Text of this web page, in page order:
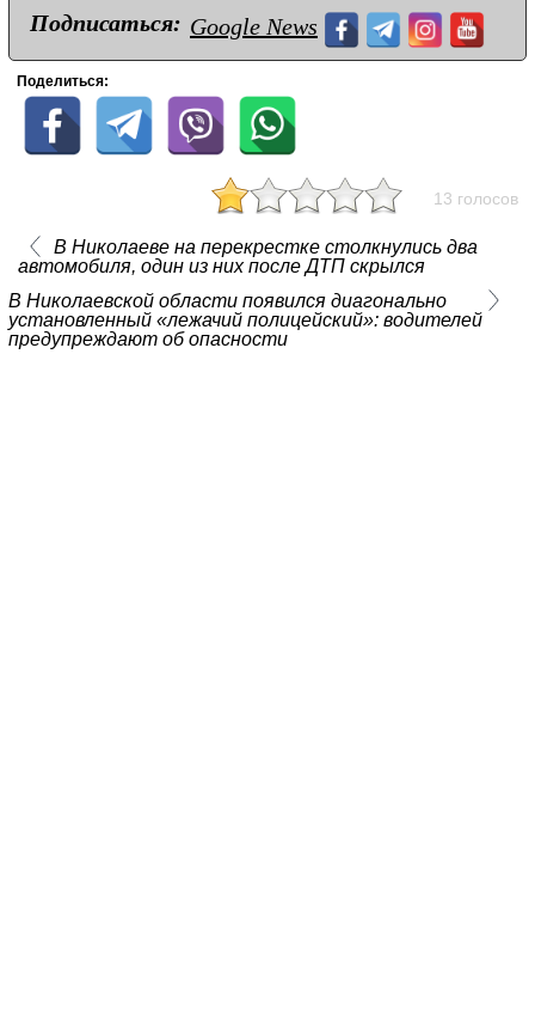
Подписаться: Google News
Поделиться:
13 голосов
В Николаеве на перекрестке столкнулись два
автомобиля, один из них после ДТП скрылся
В Николаевской области появился диагонально
установленный «лежачий полицейский»: водителей
предупреждают об опасности